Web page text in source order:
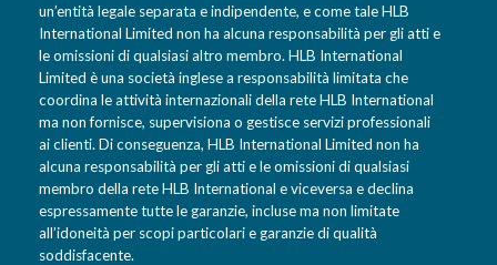
un’entità legale separata e indipendente, e come tale HLB
International Limited non ha alcuna responsabilità per gli atti e
le omissioni di qualsiasi altro membro. HLB International
Limited è una società inglese a responsabilità limitata che
coordina le attività internazionali della rete HLB International
ma non fornisce, supervisiona o gestisce servizi professionali
ai clienti. Di conseguenza, HLB International Limited non ha
alcuna responsabilità per gli atti e le omissioni di qualsiasi
membro della rete HLB International e viceversa e declina
espressamente tutte le garanzie, incluse ma non limitate
all’idoneità per scopi particolari e garanzie di qualità
soddisfacente.